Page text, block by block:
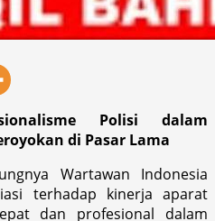
Polisi dalam
di Pasar Lama
Wartawan Indonesia
terhadap kinerja aparat
dan profesional dalam